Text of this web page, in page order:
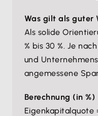
Was gilt als guter
Als solide
% bis 30 %. Je
und
angemessene
Berechnung (in %)
Eigenkapitalquote